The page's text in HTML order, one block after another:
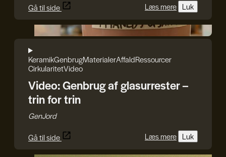
Gå til side Læs mere Luk
KeramikGenbrugMaterialerAffaldRessourcer
CirkularitetVideo
Video: Genbrug af glasurrester –
trin for trin
GenJord
Gå til side
Læs mere Luk